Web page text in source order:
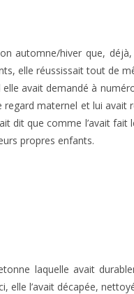
automne/hiver que,
elle réussissait tout de
avait demandé à
maternel et lui
dit que comme l’avait
propres enfants.
laquelle avait
elle l’avait décapée,